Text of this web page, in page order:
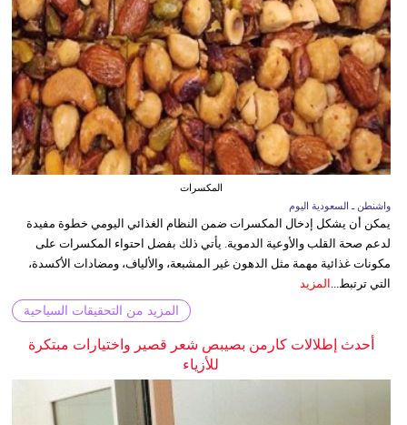
المكسرات
واشنطن ـ السعودية اليوم
يمكن أن يشكل إدخال المكسرات ضمن النظام الغذائي اليومي خطوة مفيدة
لدعم صحة القلب والأوعية الدموية. يأتي ذلك بفضل احتواء المكسرات على
مكونات غذائية مهمة مثل الدهون غير المشبعة، والألياف، ومضادات الأكسدة،
التي ترتبط... المزيد
المزيد من التحقيقات السياحية
أحدث إطلالات كارمن بصيبص شعر قصير واختيارات مبتكرة
للأزياء